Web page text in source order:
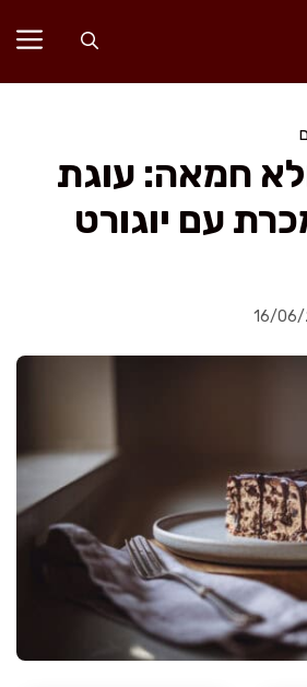
חמאה: עוגת
עם יוגורט
16/06/